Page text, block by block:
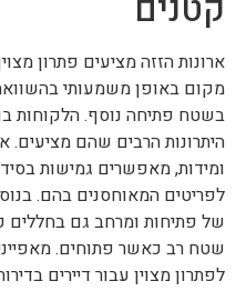
ארונות הזזה מציעים פתרון
מקום באופן משמעותי
בשטח פתיחה נוסף. הלקוחות
היתרונות הרבים שהם מציעים.
ומידות, מאפשרים גמישות
לפריטים המאוחסנים בהם.
של פתיחות ומרחב גם
שטח רב כאשר פתוחים.
לפתרון מצוין עבור דיירים